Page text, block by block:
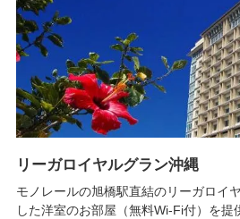
リーガロイヤルグラン沖縄
モノレールの旭橋駅直結のリーガロイ
した洋室のお部屋（無料Wi-Fi付）を